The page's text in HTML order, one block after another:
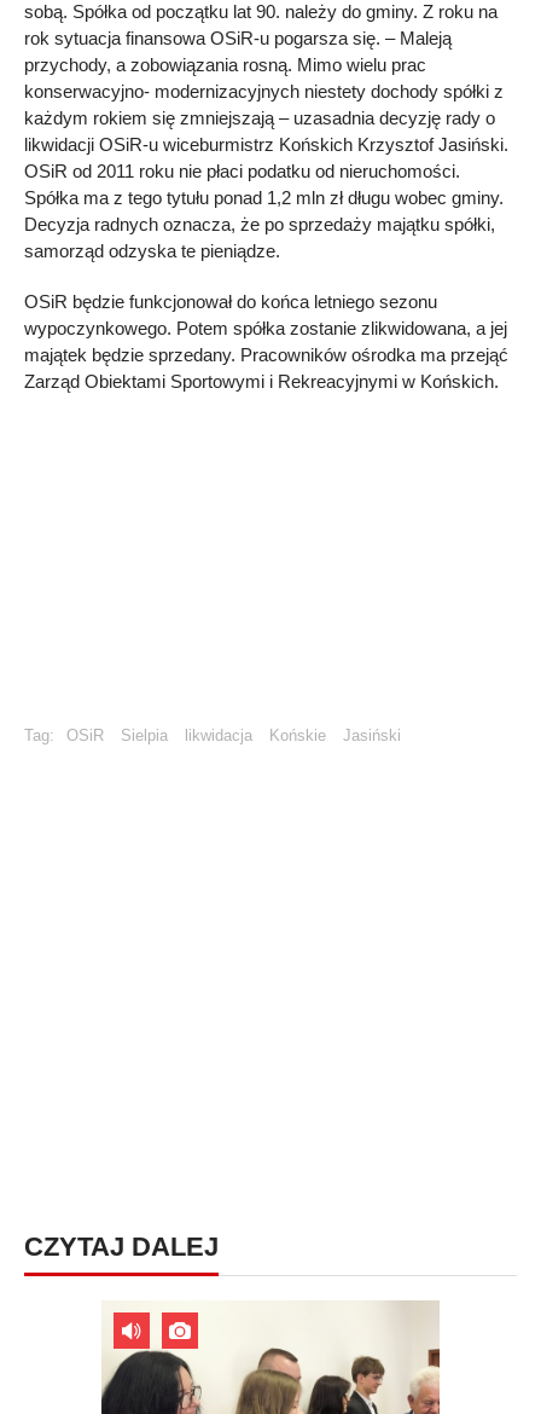
sobą. Spółka od początku lat 90. należy do gminy. Z roku na
rok sytuacja finansowa OSiR-u pogarsza się. – Maleją
przychody, a zobowiązania rosną. Mimo wielu prac
konserwacyjno- modernizacyjnych niestety dochody spółki z
każdym rokiem się zmniejszają – uzasadnia decyzję rady o
likwidacji OSiR-u wiceburmistrz Końskich Krzysztof Jasiński.
OSiR od 2011 roku nie płaci podatku od nieruchomości.
Spółka ma z tego tytułu ponad 1,2 mln zł długu wobec gminy.
Decyzja radnych oznacza, że po sprzedaży majątku spółki,
samorząd odzyska te pieniądze.
OSiR będzie funkcjonował do końca letniego sezonu
wypoczynkowego. Potem spółka zostanie zlikwidowana, a jej
majątek będzie sprzedany. Pracowników ośrodka ma przejąć
Zarząd Obiektami Sportowymi i Rekreacyjnymi w Końskich.
Tag: OSiR Sielpia likwidacja Końskie Jasiński
CZYTAJ DALEJ